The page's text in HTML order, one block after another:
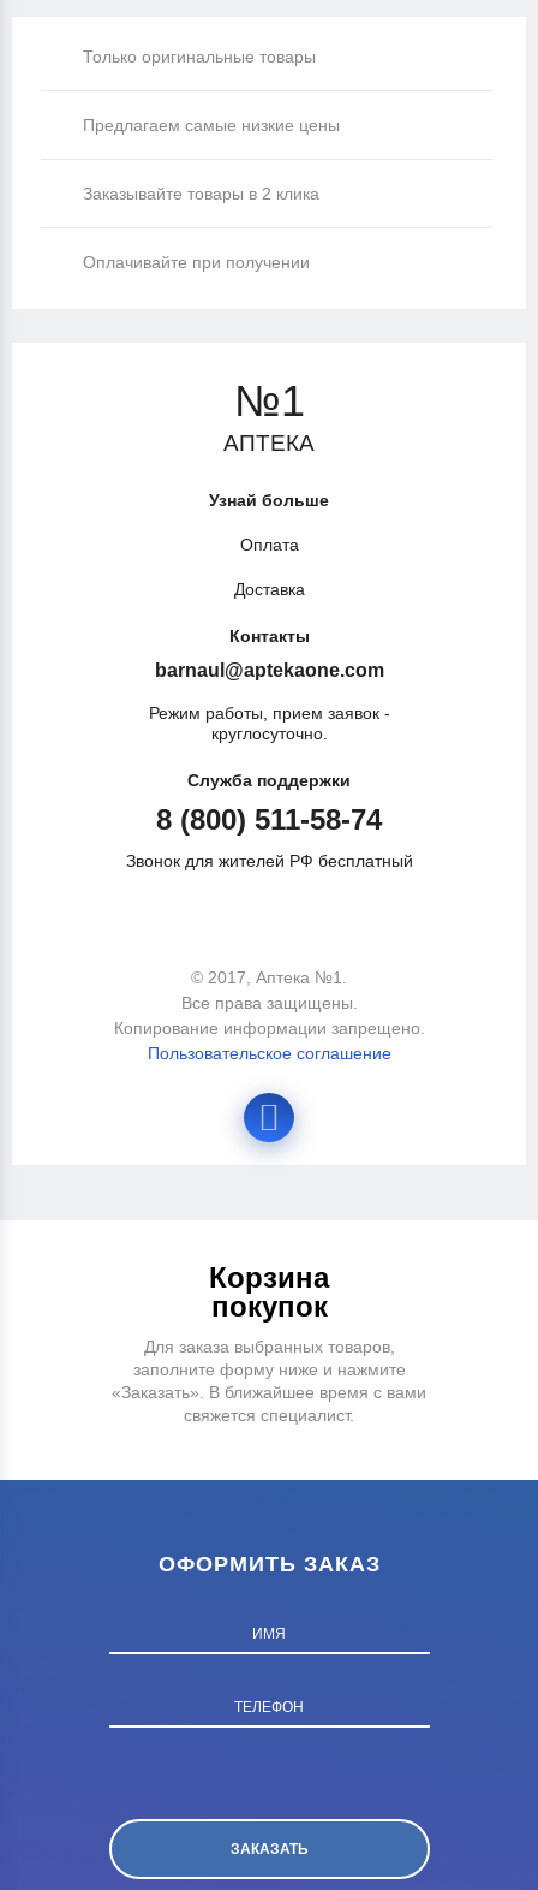
Только оригинальные товары
Предлагаем самые низкие цены
Заказывайте товары в 2 клика
Оплачивайте при получении
№1
АПТЕКА
Узнай больше
Оплата
Доставка
Контакты
barnaul@aptekaone.com
Режим работы, прием заявок -
круглосуточно.
Служба поддержки
8 (800) 511-58-74
Звонок для жителей РФ бесплатный
© 2017, Аптека №1.
Все права защищены.
Копирование информации запрещено.
Пользовательское соглашение
Корзина
покупок
Для заказа выбранных товаров,
заполните форму ниже и нажмите
«Заказать». В ближайшее время с вами
свяжется специалист.
ОФОРМИТЬ ЗАКАЗ
ИМЯ
ТЕЛЕФОН